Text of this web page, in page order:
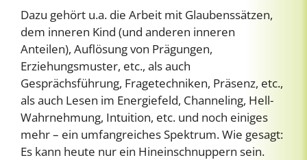
Dazu gehört u.a. die Arbeit mit Glaubenssätzen,
dem inneren Kind (und anderen inneren
Anteilen), Auflösung von Prägungen,
Erziehungsmuster, etc., als auch
Gesprächsführung, Fragetechniken, Präsenz, etc.,
als auch Lesen im Energiefeld, Channeling, Hell-
Wahrnehmung, Intuition, etc. und noch einiges
mehr – ein umfangreiches Spektrum. Wie gesagt:
Es kann heute nur ein Hineinschnuppern sein.